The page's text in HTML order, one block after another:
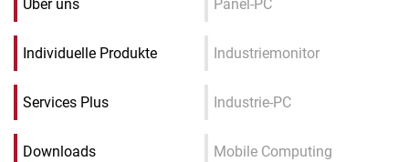
Über uns
Individuelle Produkte
Services Plus
Downloads
Panel-PC
Industriemonitor
Industrie-PC
Mobile Computing